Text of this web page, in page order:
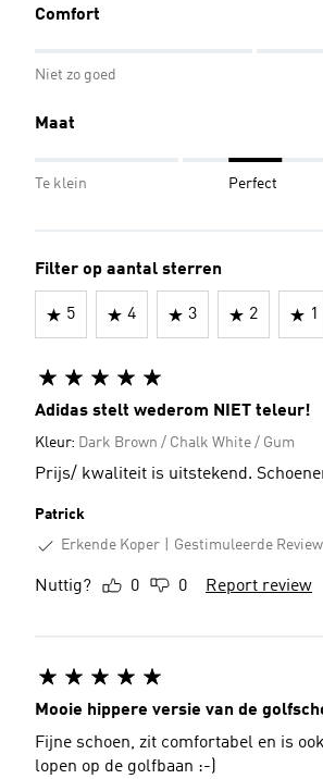
Comfort
Niet zo goed
Maat
Te klein Perfect
Filter op aantal sterren
5 4 3 2 1
Adidas stelt wederom NIET teleur!
Kleur: Dark Brown / Chalk White / Gum
Prijs/ kwaliteit is uitstekend.
Patrick
Erkende Koper
Gestimuleerde Review
Nuttig? 0 0 Report review
Mooie hippere versie van de
Fijne schoen, zit comfortabel en is
lopen op de golfbaan :-)